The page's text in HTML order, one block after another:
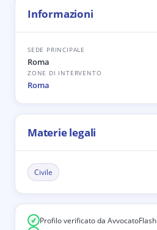
Informazioni
SEDE PRINCIPALE
Roma
ZONE DI INTERVENTO
Roma
Materie legali
Civile
Profilo verificato da AvvocatoFlash